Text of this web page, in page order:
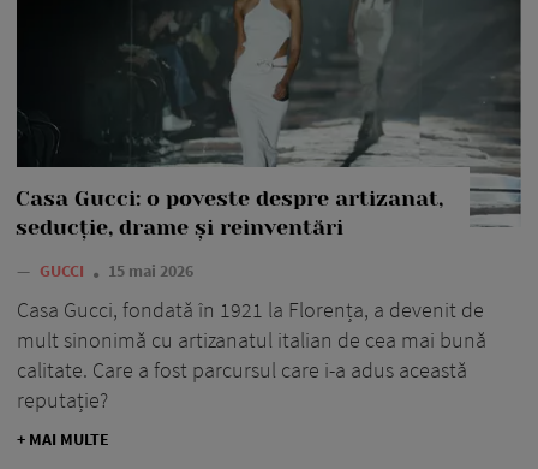
Casa Gucci: o poveste despre artizanat,
seducție, drame și reinventări
— GUCCI 15 mai 2026
Casa Gucci, fondată în 1921 la Florența, a devenit de
mult sinonimă cu artizanatul italian de cea mai bună
calitate. Care a fost parcursul care i-a adus această
reputație?
+ MAI MULTE